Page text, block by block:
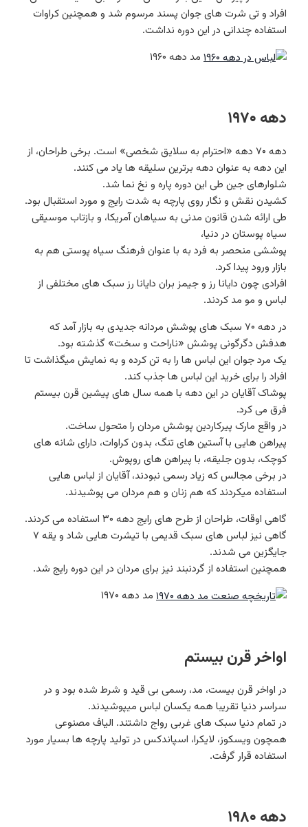
افراد و تی شرت های جوان پسند مرسوم شد و همچنین کراوات
استفاده چندانی در این دوره نداشت.
مد دهه ۱۹۶۰
دهه ۱۹۷۰
دهه ۷۰ دهه «احترام به سلایق شخصی» است. برخی طراحان، از
این دهه به عنوان دهه برترین سلیقه ها یاد می کنند.
شلوارهای جین طی این دوره پاره و نخ نما شد.
کشیدن نقش و نگار روی پارچه به شدت رایج و مورد استقبال بود.
طی ارائه شدن قانون مدنی به سیاهان آمریکا، و بازتاب موسیقی
سیاه پوستان در دنیا،
پوششی منحصر به فرد به با عنوان فرهنگ سیاه پوستی هم به
بازار ورود پیدا کرد.
افرادی چون دایانا رز و جیمز بران دایانا رز سبک های مختلفی از
لباس و مو مد کردند.
در دهه ۷۰ سبک های پوشش مردانه جدیدی به بازار آمد که
هدفش دگرگونی پوشش «ناراحت و سخت» گذشته بود.
یک مرد جوان این لباس ها را به تن کرده و به نمایش میگذاشت تا
افراد را برای خرید این لباس ها جذب کند.
پوشاک آقایان در این دهه با همه سال های پیشین قرن بیستم
فرق می کرد.
در واقع مارک پیرکاردین پوشش مردان را متحول ساخت.
پیراهن هایی با آستین های تنگ، بدون کراوات، دارای شانه های
کوچک، بدون جلیقه، با پیراهن های روپوش.
در برخی مجالس که زیاد رسمی نبودند، آقایان از لباس هایی
استفاده میکردند که هم زنان و هم مردان می پوشیدند.
گاهی اوقات، طراحان از طرح های رایج دهه ۳۰ استفاده می کردند.
گاهی نیز لباس های سبک قدیمی با تیشرت هایی شاد و یقه ۷
جایگزین می شدند.
همچنین استفاده از گردنبند نیز برای مردان در این دوره رایج شد.
مد دهه ۱۹۷۰
اواخر قرن بیستم
در اواخر قرن بیست، مد، رسمی بی قید و شرط شده بود و در
سراسر دنیا تقریبا همه یکسان لباس میپوشیدند.
در تمام دنیا سبک های غربی رواج داشتند. الیاف مصنوعی
همچون ویسکوز، لایکرا، اسپاندکس در تولید پارچه ها بسیار مورد
استفاده قرار گرفت.
دهه ۱۹۸۰